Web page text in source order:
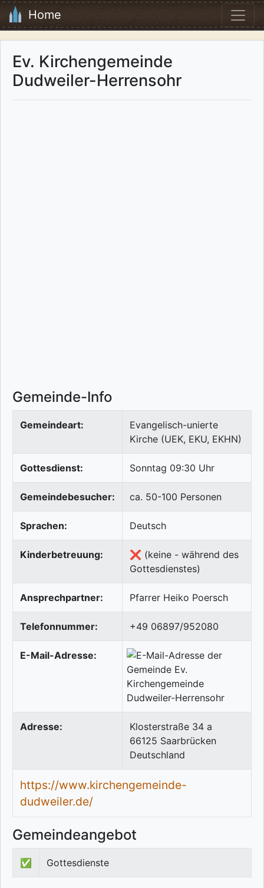
Home
Ev. Kirchengemeinde
Dudweiler-Herrensohr
Gemeinde-Info
Gemeindeart:
Evangelisch-unierte
Kirche (UEK, EKU, EKHN)
Gottesdienst: Sonntag 09:30 Uhr
Gemeindebesucher: ca. 50-100 Personen
Sprachen: Deutsch
Kinderbetreuung:
❌ (keine - während des
Gottesdienstes)
Ansprechpartner: Pfarrer Heiko Poersch
Telefonnummer: +49 06897/952080
E-Mail-Adresse:
Adresse:
Klosterstraße 34 a
66125 Saarbrücken
Deutschland
https://www.kirchengemeinde-
dudweiler.de/
Gemeindeangebot
✅ Gottesdienste